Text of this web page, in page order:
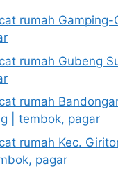
rumah Gamping-
rumah Gubeng
rumah
| tembok, pagar
rumah Kec.
pagar